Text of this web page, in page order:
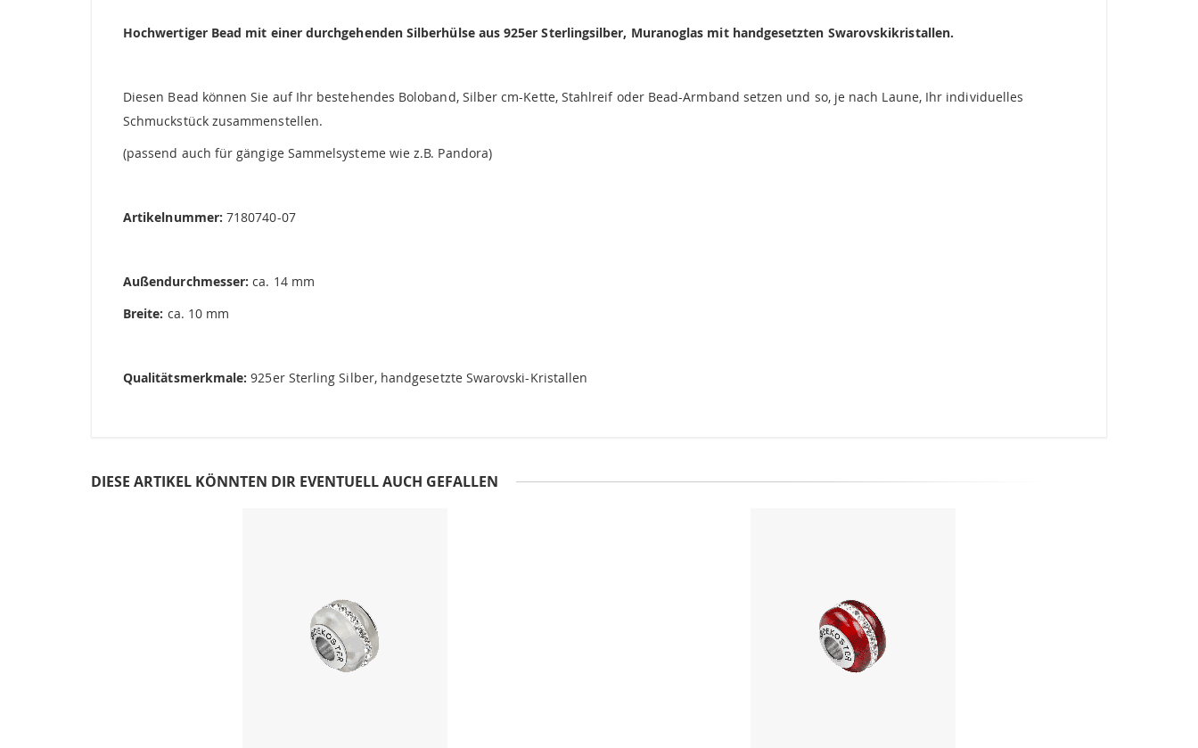
Hochwertiger Bead mit einer durchgehenden Silberhülse aus 925er Sterlingsilber, Muranoglas mit handgesetzten Swarovskikristallen.
Diesen Bead können Sie auf Ihr bestehendes Boloband, Silber cm-Kette, Stahlreif oder Bead-Armband setzen und so, je nach Laune, Ihr individuelles
Schmuckstück zusammenstellen.
(passend auch für gängige Sammelsysteme wie z.B. Pandora)
Artikelnummer: 7180740-07
Außendurchmesser: ca. 14 mm
Breite: ca. 10 mm
Qualitätsmerkmale: 925er Sterling Silber, handgesetzte Swarovski-Kristallen
DIESE ARTIKEL KÖNNTEN DIR EVENTUELL AUCH GEFALLEN